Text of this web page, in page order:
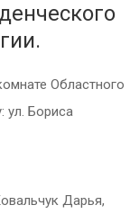
Областного
ул. Бориса
Дарья,